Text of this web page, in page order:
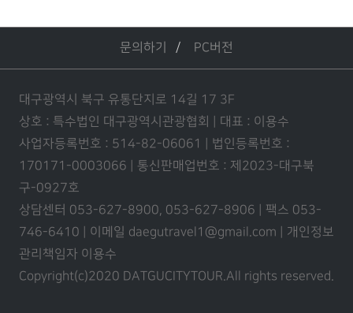
문의하기 PC버전
대구광역시 북구 유통단지로 14길 17 3F
상호 : 특수법인 대구광역시관광협회 | 대표 : 이용수
사업자등록번호 : 514-82-06061 | 법인등록번호 :
170171-0003066 | 통신판매업번호 : 제2023-대구북
구-0927호
상담센터 053-627-8900, 053-627-8906 | 팩스 053-
746-6410 | 이메일 daegutravel1@gmail.com | 개인정보
관리책임자 이용수
Copyright(c)2020 DATGUCITYTOUR.All rights reserved.